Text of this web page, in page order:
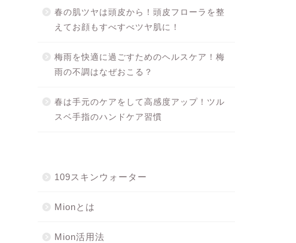
春の肌ツヤは頭皮から！頭皮フローラを整
えてお顔もすべすべツヤ肌に！
梅雨を快適に過ごすためのヘルスケア！梅
雨の不調はなぜおこる？
春は手元のケアをして高感度アップ！ツル
スベ手指のハンドケア習慣
109スキンウォーター
Mionとは
Mion活用法